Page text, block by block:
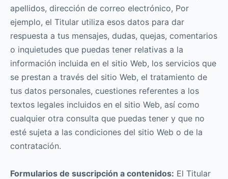
apellidos, dirección de correo electrónico, Por
ejemplo, el Titular utiliza esos datos para dar
respuesta a tus mensajes, dudas, quejas, comentarios
o inquietudes que puedas tener relativas a la
información incluida en el sitio Web, los servicios que
se prestan a través del sitio Web, el tratamiento de
tus datos personales, cuestiones referentes a los
textos legales incluidos en el sitio Web, así como
cualquier otra consulta que puedas tener y que no
esté sujeta a las condiciones del sitio Web o de la
contratación.
Formularios de suscripción a contenidos: El Titular